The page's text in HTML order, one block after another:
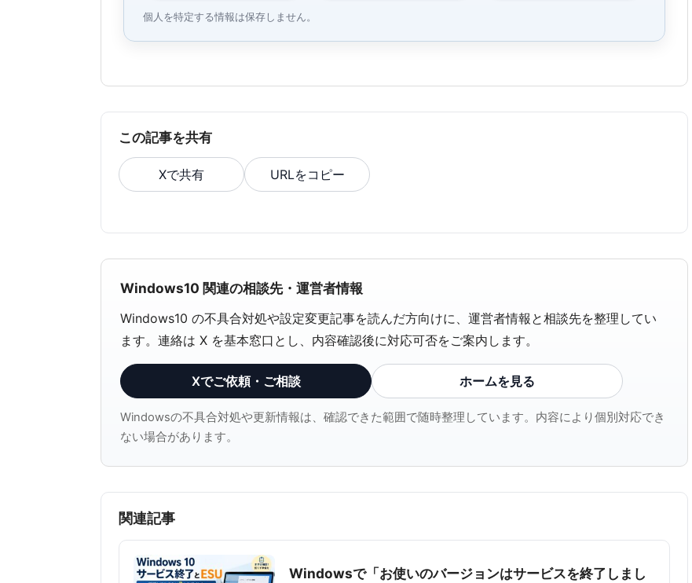
個人を特定する情報は保存しません。
この記事を共有
Xで共有 URLをコピー
Windows10 関連の相談先・運営者情報
Windows10 の不具合対処や設定変更記事を読んだ方向けに、運営者情報と相談先を整理してい
ます。連絡は X を基本窓口とし、内容確認後に対応可否をご案内します。
Xでご依頼・ご相談 ホームを見る
Windowsの不具合対処や更新情報は、確認できた範囲で随時整理しています。内容により個別対応でき
ない場合があります。
関連記事
Windowsで「お使いのバージョンはサービスを終了しまし